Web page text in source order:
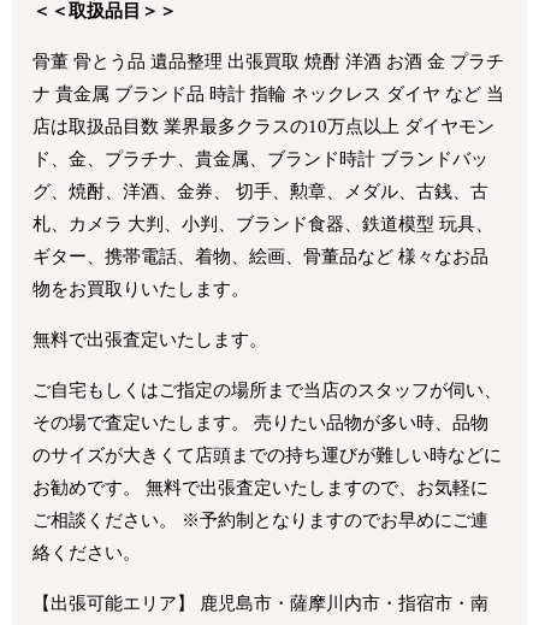
＜＜取扱品目＞＞
骨董 骨とう品 遺品整理 出張買取 焼酎 洋酒 お酒 金 プラチ
ナ 貴金属 ブランド品 時計 指輪 ネックレス ダイヤ など 当
店は取扱品目数 業界最多クラスの10万点以上 ダイヤモン
ド、金、プラチナ、貴金属、ブランド時計 ブランドバッ
グ、焼酎、洋酒、金券、 切手、勲章、メダル、古銭、古
札、カメラ 大判、小判、ブランド食器、鉄道模型 玩具、
ギター、携帯電話、着物、絵画、骨董品など 様々なお品
物をお買取りいたします。
無料で出張査定いたします。
ご自宅もしくはご指定の場所まで当店のスタッフが伺い、
その場で査定いたします。 売りたい品物が多い時、品物
のサイズが大きくて店頭までの持ち運びが難しい時などに
お勧めです。 無料で出張査定いたしますので、お気軽に
ご相談ください。 ※予約制となりますのでお早めにご連
絡ください。
【出張可能エリア】 鹿児島市・薩摩川内市・指宿市・南